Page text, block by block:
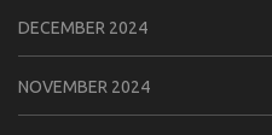
DECEMBER 2024
NOVEMBER 2024